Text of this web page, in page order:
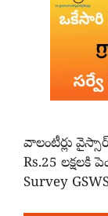
వాలంటీర్లు
Rs.25 లక్షలకి
Survey